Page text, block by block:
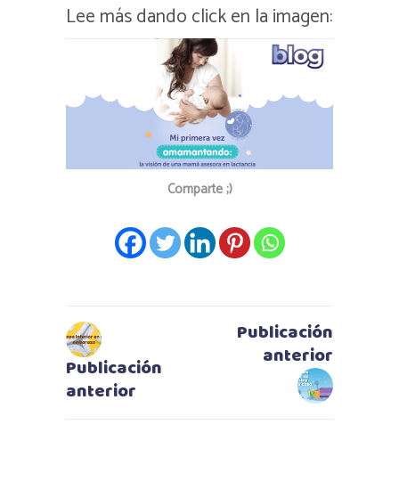
Lee más dando click en la imagen:
Comparte ;)
Publicación
anterior
Publicación
anterior